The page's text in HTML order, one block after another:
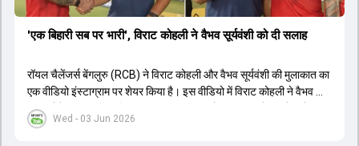
Wed - 03 Jun 2026
'एक बिहारी सब पर भारी', विराट कोहली ने वैभव सूर्यवंशी को दी सलाह
रॉयल चैलेंजर्स बेंगलुरु (RCB) ने विराट कोहली और वैभव सूर्यवंशी की मुलाकात का
एक वीडियो इंस्टाग्राम पर शेयर किया है। इस वीडियो में विराट कोहली ने वैभव को
सलाह देते हुए कहा, 'एक बिहारी सब पर भारी। बस गेम खत्म।' कोहली ने उन्हें खुद
पर विश्वास रखने और नकारात्मक बातों पर ध्यान न देने की सलाह दी। आईपीएल